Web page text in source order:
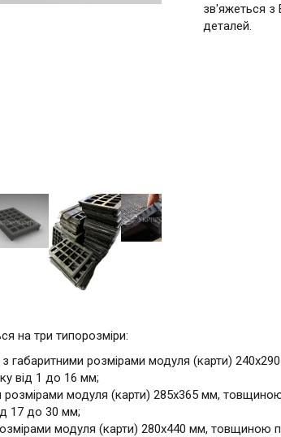
зв'яжеться з
деталей.
на три типорозміри:
з габаритними розмірами модуля (карти)
від 1 до 16 мм;
розмірами модуля (карти) 285х365 мм,
17 до 30 мм;
модуля (карти) 280х440 мм, товщиною